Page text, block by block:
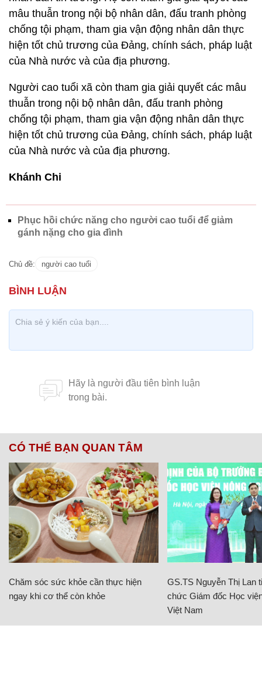
mâu thuẫn trong nội bộ nhân dân, đấu tranh phòng
chống tội phạm, tham gia vận động nhân dân thực
hiện tốt chủ trương của Đảng, chính sách, pháp luật
của Nhà nước và của địa phương.
Người cao tuổi xã còn tham gia giải quyết các mâu
thuẫn trong nội bộ nhân dân, đấu tranh phòng
chống tội phạm, tham gia vận động nhân dân thực
hiện tốt chủ trương của Đảng, chính sách, pháp luật
của Nhà nước và của địa phương.
Khánh Chi
Phục hồi chức năng cho người cao tuổi để giảm
gánh nặng cho gia đình
Chủ đề: người cao tuổi
CÓ THỂ BẠN QUAN TÂM
Chăm sóc sức khỏe cần thực hiện
ngay khi cơ thể còn khỏe
GS.TS Nguyễn Thị Lan
chức Giám đốc Học
Việt Nam